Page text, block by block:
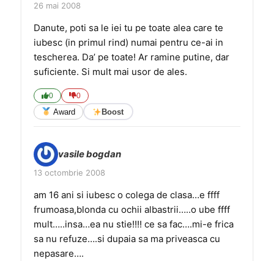
26 mai 2008
Danute, poti sa le iei tu pe toate alea care te
iubesc (in primul rind) numai pentru ce-ai in
tescherea. Da’ pe toate! Ar ramine putine, dar
suficiente. Si mult mai usor de ales.
0 0
Award Boost
vasile bogdan
13 octombrie 2008
am 16 ani si iubesc o colega de clasa…e ffff
frumoasa,blonda cu ochii albastrii…..o ube ffff
mult…..insa…ea nu stie!!!! ce sa fac….mi-e frica
sa nu refuze….si dupaia sa ma priveasca cu
nepasare….